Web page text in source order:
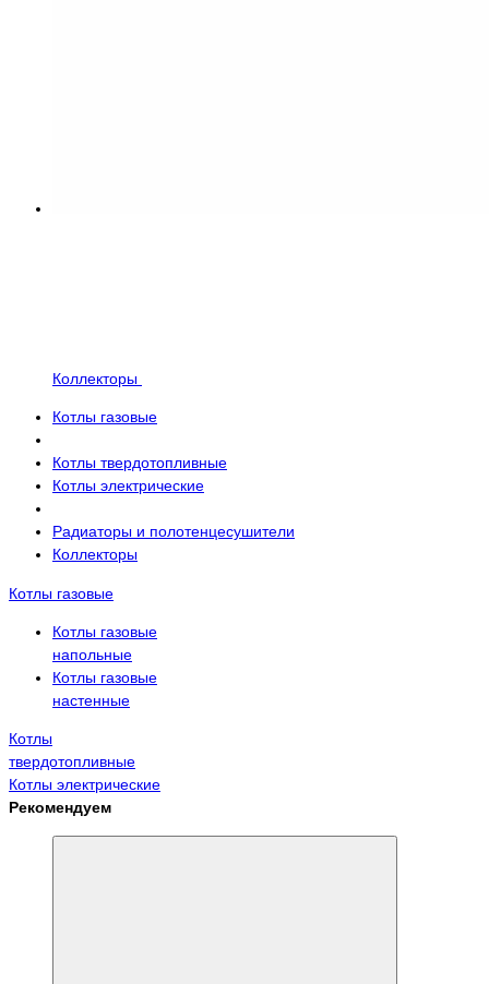
Коллекторы
Котлы газовые
Котлы твердотопливные
Котлы электрические
Радиаторы и полотенцесушители
Коллекторы
Котлы газовые
Котлы газовые
напольные
Котлы газовые
настенные
Котлы
твердотопливные
Котлы электрические
Рекомендуем